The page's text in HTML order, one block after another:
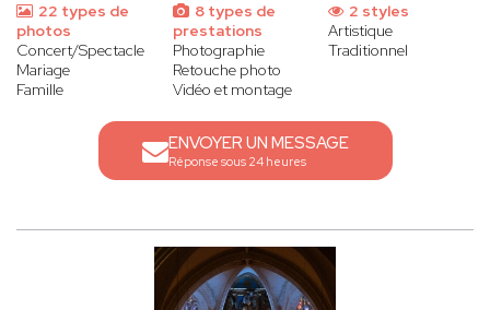
22 types de
photos
Concert/Spectacle
Mariage
Famille
8 types de
prestations
Photographie
Retouche photo
Vidéo et montage
2 styles
Artistique
Traditionnel
ENVOYER UN MESSAGE
Réponse sous 24 heures